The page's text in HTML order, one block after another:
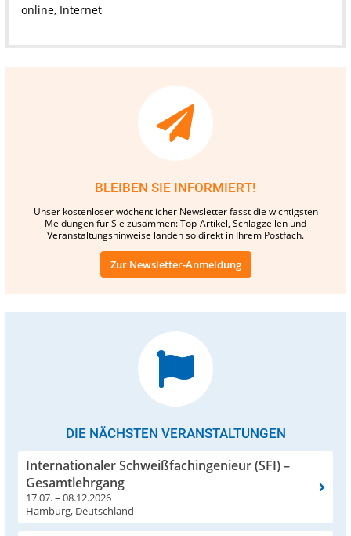
online, Internet
BLEIBEN SIE INFORMIERT!
Unser kostenloser wöchentlicher Newsletter fasst die wichtigsten
Meldungen für Sie zusammen: Top-Artikel, Schlagzeilen und
Veranstaltungshinweise landen so direkt in Ihrem Postfach.
Zur Newsletter-Anmeldung
DIE NÄCHSTEN VERANSTALTUNGEN
Internationaler Schweißfachingenieur (SFI) –
Gesamtlehrgang
17.07. – 08.12.2026
Hamburg, Deutschland